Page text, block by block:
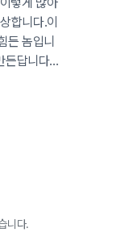
합니다.이
든 놈입니
든답니다...
니다.